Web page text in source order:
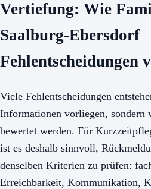
Vertiefung: Wie
Saalburg-Ebersdorf
Fehlentscheidungen
Viele Fehlentscheidungen
Informationen vorliegen, sondern
bewertet werden. Für
ist es deshalb sinnvoll,
denselben Kriterien zu prüfen:
Erreichbarkeit, Kommunikation,